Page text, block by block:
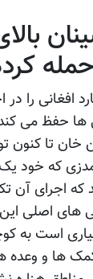
افغانی را
حفظ می کند
تا کنون
که خود
اجرای آن
های اصلی
است به
ها و وعده